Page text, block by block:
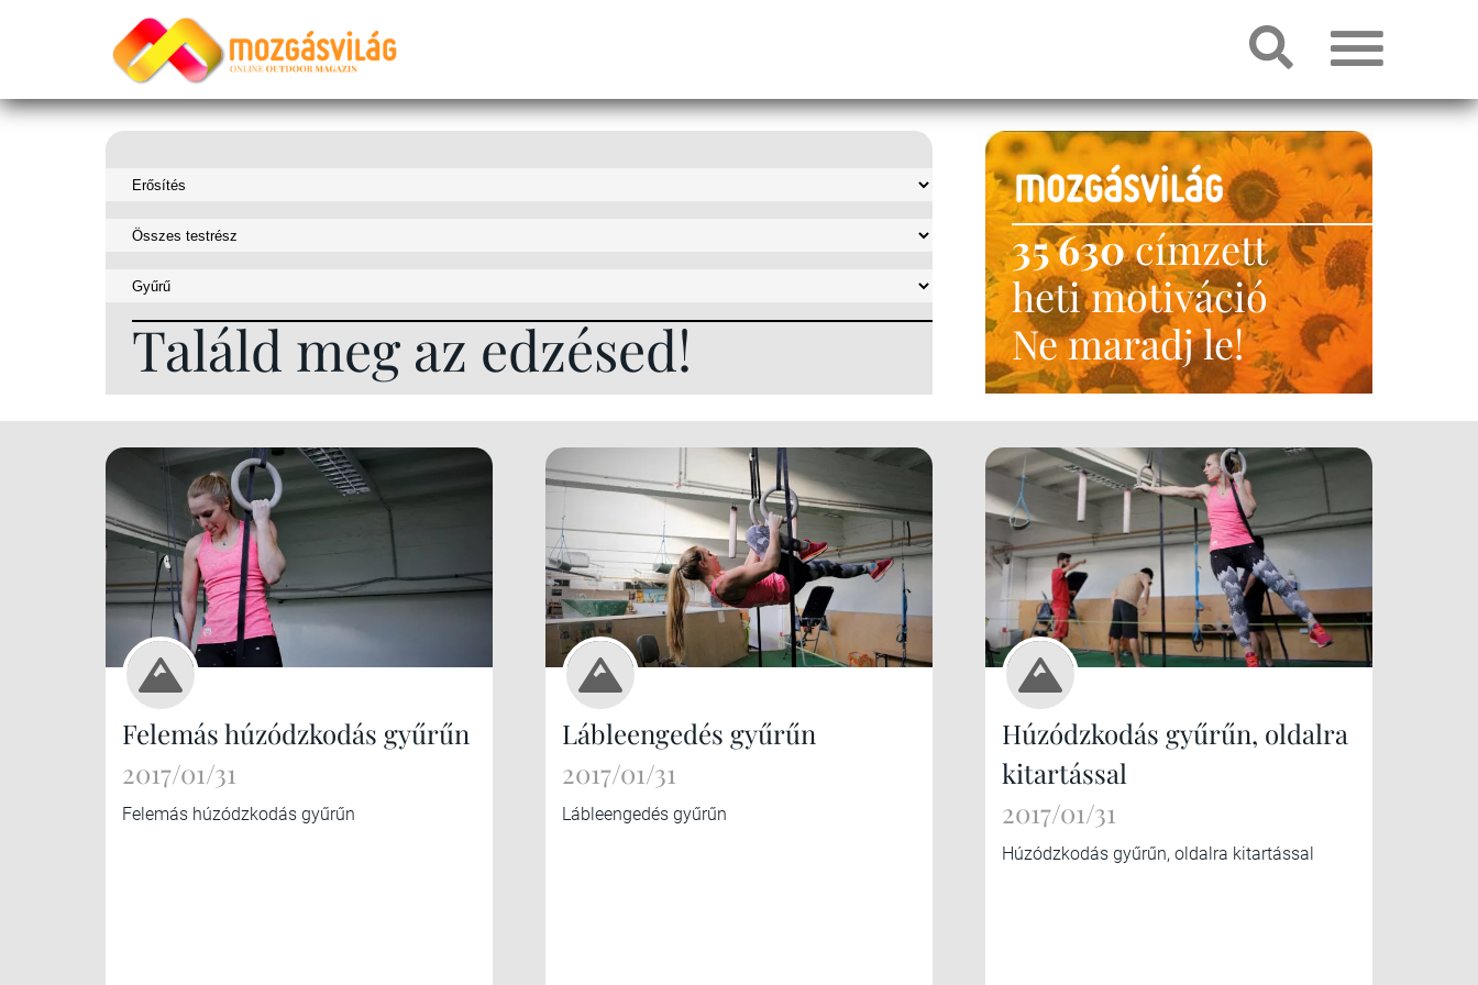
Találd meg az edzésed!
35 630címzett
heti motiváció
Ne maradj le!
Felemás húzódzkodás gyűrűn
2017/01/31
Felemás húzódzkodás gyűrűn
Lábleengedés gyűrűn
2017/01/31
Lábleengedés gyűrűn
Húzódzkodás gyűrűn, oldalra
kitartással
2017/01/31
Húzódzkodás gyűrűn, oldalra kitartással